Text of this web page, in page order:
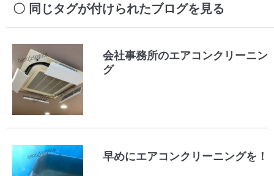
同じタグが付けられたブログを見る
会社事務所のエアコンクリーニン
グ
早めにエアコンクリーニングを！